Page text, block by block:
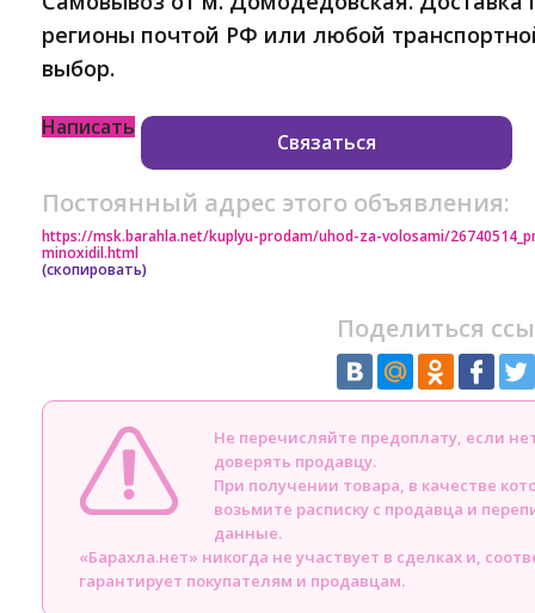
регионы почтой РФ или любой
выбор.
Написать
Связаться
Постоянный адрес этого объявления:
https://msk.barahla.net/kuplyu-prodam/uhod-za-volosami/
minoxidil.html
(скопировать)
Поделиться
Не перечисляйте предоплату, если
доверять продавцу.
При получении товара, в качестве
возьмите расписку с продавца и
данные.
«Барахла.нет» никогда не участвует в сделках и,
гарантирует покупателям и продавцам.